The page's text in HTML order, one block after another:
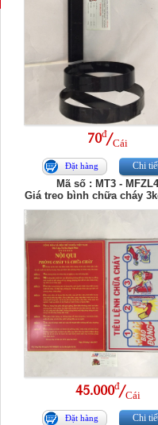
70đ/Cái
Đặt hàng Chi
Mã số : MT3 -
Giá treo bình chữa cháy
45.000đ/Cái
Đặt hàng Chi